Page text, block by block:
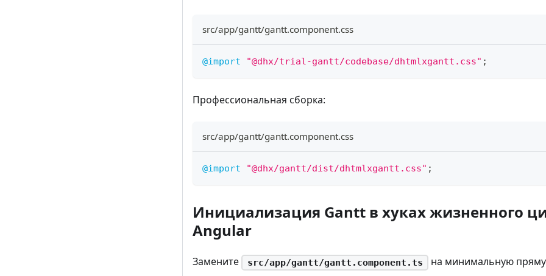
src/app/gantt/gantt.component.css
@import "@dhx/trial-gantt/codebase/dhtmlxgantt.css" ;
Профессиональная сборка:
src/app/gantt/gantt.component.css
@import "@dhx/gantt/dist/dhtmlxgantt.css" ;
Инициализация Gantt в хуках жизненного
Angular
Замените src/app/gantt/gantt.component.ts на минимальную